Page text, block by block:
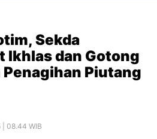
Sekda
Ikhlas dan Gotong
Penagihan Piutang
08.44 WIB